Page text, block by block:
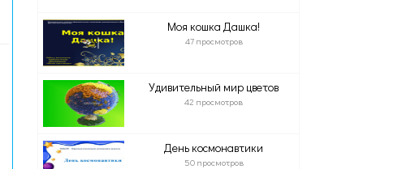
Моя кошка Дашка!
47 просмотров
Удивительный мир цветов
42 просмотров
День космонавтики
50 просмотров